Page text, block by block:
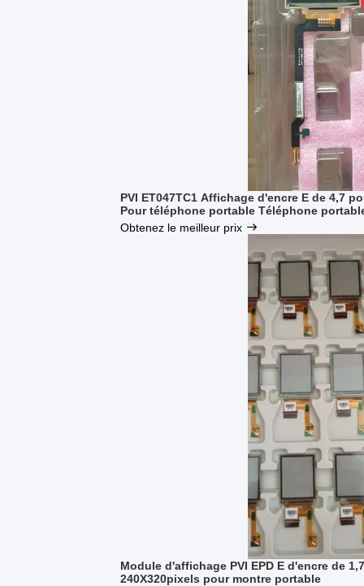
PVI ET047TC1 Affichage d'encre E de 4,7
Pour téléphone portable Téléphone
Obtenez le meilleur prix
Module d'affichage PVI EPD E d'encre de
240X320pixels pour montre portable